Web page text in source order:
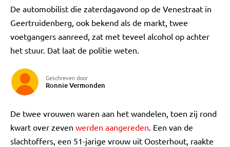
De automobilist die zaterdagavond op de Venestraat in
Geertruidenberg, ook bekend als de markt, twee
voetgangers aanreed, zat met teveel alcohol op achter
het stuur. Dat laat de politie weten.
Geschreven door
Ronnie Vermonden
De twee vrouwen waren aan het wandelen, toen zij rond
kwart over zeven werden aangereden. Een van de
slachtoffers, een 51-jarige vrouw uit Oosterhout, raakte